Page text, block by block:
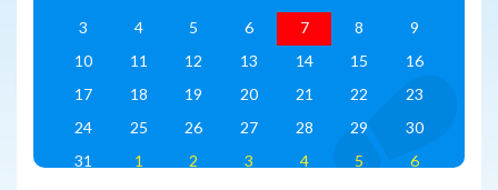
3
4 5 6 7 8
9
10
11 12 13 14 15
16
17
18 19 20 21 22
23
24
25 26 27 28 29
30
31
1 2 3 4 5 6